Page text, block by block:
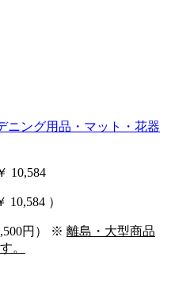
ニング用品・マット・花器
10,584
10,584 ）
円） ※ 離島・大型商品
。